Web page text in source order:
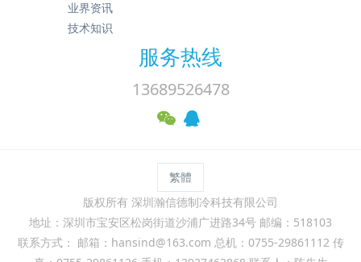
业界资讯
技术知识
服务热线
13689526478
繁體
版权所有 深圳瀚信德制冷科技有限公司
地址：深圳市宝安区松岗街道沙浦广进路34号 邮编：518103
联系方式： 邮箱：hansind@163.com 总机：0755-29861112 传